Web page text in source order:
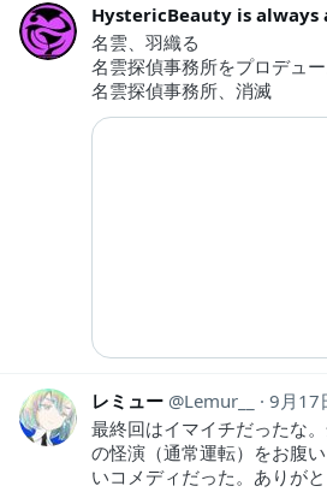
名雲、羽織る
名雲探偵事務所をプロデュ
名雲探偵事務所、消滅
レミュー Lemur__
9月17
最終回はイマイチだったな
の怪演（通常運転）をお腹
いコメディだった。ありがと